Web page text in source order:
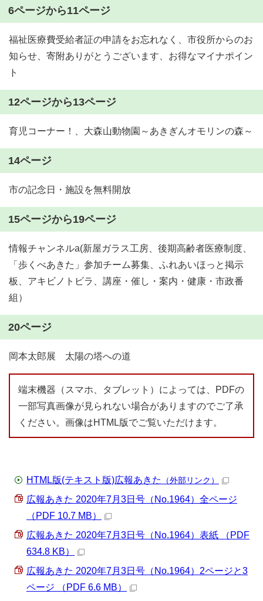
6ページから11ページ
福祉医療費受給者証の申請をお忘れなく、市役所からのお
知らせ、寄附ありがとうございます、お得なマイナポイン
ト
12ページから13ページ
育児コーナー！、大森山動物園～あきぎんオモリンの森～
14ページ
市の記念日・施設を無料開放
15ページから19ページ
情報チャンネルa(新屋ガラス工房、後期高齢者医療制度、
「歩くべあきた」参加チーム募集、ふれあいほっと掲示
板、アキビノトビラ、講座・催し・案内・健康・市政番
組）
20ページ
岡本太郎展 太陽の塔への道
端末機器（スマホ、タブレット）によっては、PDFの
一部写真画像が見られない場合がありますのでご了承
ください。画像はHTML版でご覧いただけます。
HTML版(テキスト版)広報あきた （外部リンク）
広報あきた 2020年7月3日号（No.1964）全ページ
（PDF 10.7 MB）
広報あきた 2020年7月3日号（No.1964）表紙 （PDF
634.8 KB）
広報あきた 2020年7月3日号（No.1964）2ページと3
ページ （PDF 6.6 MB）